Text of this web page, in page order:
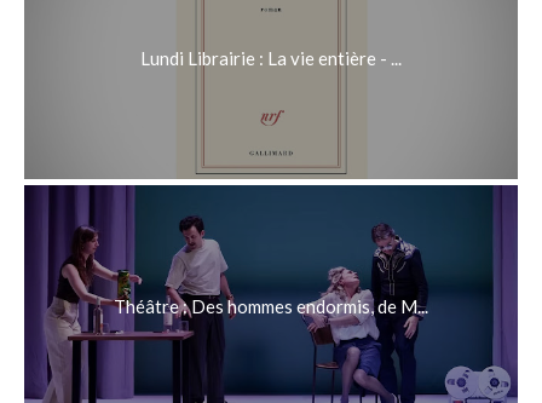
Lundi Librairie : La vie entière - ...
Théâtre : Des hommes endormis, de M...